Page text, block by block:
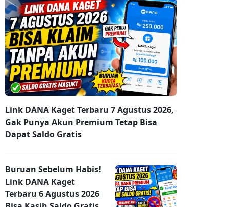
Link DANA Kaget Terbaru 7 Agustus 2026,
Gak Punya Akun Premium Tetap Bisa
Dapat Saldo Gratis
Buruan Sebelum Habis!
Link DANA Kaget
Terbaru 6 Agustus 2026